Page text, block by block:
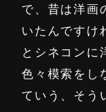
で、昔は洋画
いたんですけ
とシネコンに
色々模索をし
ていう、そう